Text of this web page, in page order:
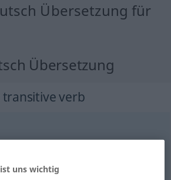
Übersetzung für
Übersetzung
transitive verb
anklicken/antippen)
uns wichtig